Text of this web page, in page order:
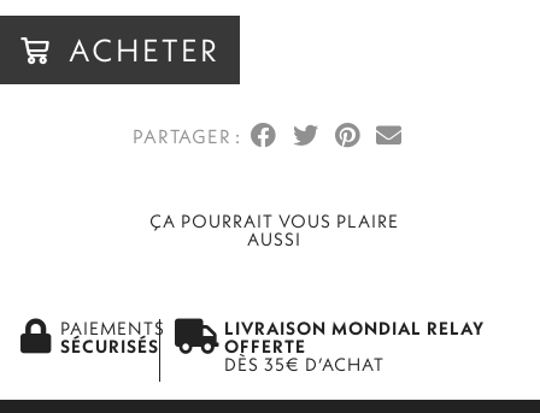
ACHETER
ÇA POURRAIT VOUS PLAIRE
AUSSI
PAIEMENTS
SÉCURISÉS
LIVRAISON MONDIAL RELAY
OFFERTE
DÈS 35€ D’ACHAT